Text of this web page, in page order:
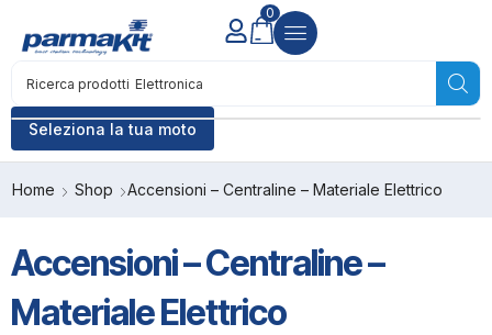
Seleziona la tua moto
Ricerca prodotti Elettronica
0
Home Shop Accensioni – Centraline – Materiale Elettrico
Accensioni – Centraline –
Materiale Elettrico